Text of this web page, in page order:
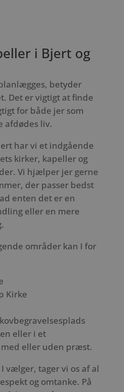
i Bjert og
betyder
Det er vigtigt at finde
for både jer som
afdødes liv.
har vi et indgående
kirker, kapeller og
Vi hjælper jer gerne
der passer bedst
enten det er en
eller en mere
områder kan I for
Kirke
eller i et
eller uden præst.
vælger, tager vi os af al
og omtanke. På